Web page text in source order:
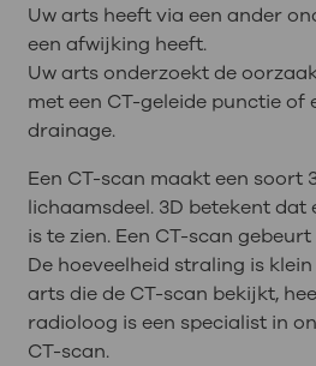
Uw arts heeft via een ander
een afwijking heeft.
Uw arts onderzoekt de
met een CT-geleide punctie of
drainage.
Een CT-scan maakt een soort
lichaamsdeel. 3D betekent
is te zien. Een CT-scan
De hoeveelheid straling is
arts die de CT-scan bekijkt,
radioloog is een specialist in
CT-scan.